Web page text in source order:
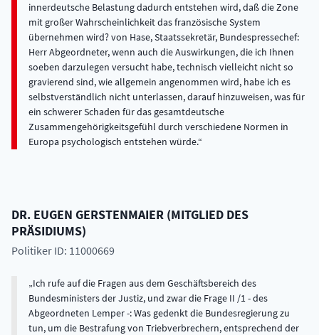
innerdeutsche Belastung dadurch entstehen wird, daß die Zone
mit großer Wahrscheinlichkeit das französische System
übernehmen wird? von Hase, Staatssekretär, Bundespressechef:
Herr Abgeordneter, wenn auch die Auswirkungen, die ich Ihnen
soeben darzulegen versucht habe, technisch vielleicht nicht so
gravierend sind, wie allgemein angenommen wird, habe ich es
selbstverständlich nicht unterlassen, darauf hinzuweisen, was für
ein schwerer Schaden für das gesamtdeutsche
Zusammengehörigkeitsgefühl durch verschiedene Normen in
Europa psychologisch entstehen würde.
DR. EUGEN GERSTENMAIER (MITGLIED DES
PRÄSIDIUMS)
Politiker ID: 11000669
Ich rufe auf die Fragen aus dem Geschäftsbereich des
Bundesministers der Justiz, und zwar die Frage II /1 - des
Abgeordneten Lemper -: Was gedenkt die Bundesregierung zu
tun, um die Bestrafung von Triebverbrechern, entsprechend der